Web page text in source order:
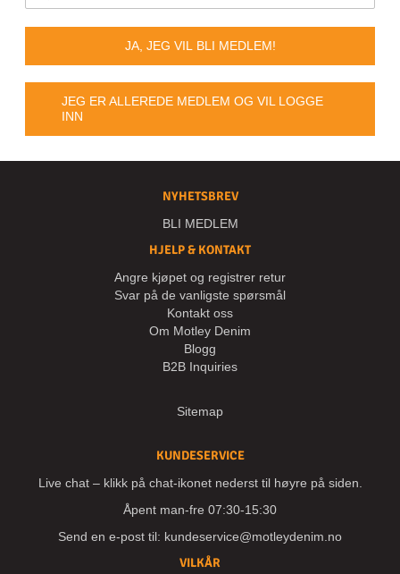
JA, JEG VIL BLI MEDLEM!
JEG ER ALLEREDE MEDLEM OG VIL LOGGE
INN
NYHETSBREV
BLI MEDLEM
HJELP & KONTAKT
Angre kjøpet og registrer retur
Svar på de vanligste spørsmål
Kontakt oss
Om Motley Denim
Blogg
B2B Inquiries
Sitemap
KUNDESERVICE
Live chat – klikk på chat-ikonet nederst til høyre på siden.
Åpent man-fre 07:30-15:30
Send en e-post til: kundeservice@motleydenim.no
VILKÅR